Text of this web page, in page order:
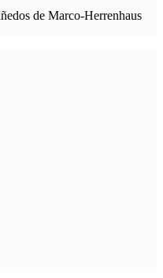
de Marco-Herrenhaus